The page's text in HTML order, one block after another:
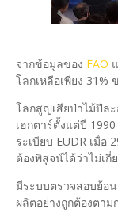
จากข้อมูลของ FAO
โลกเหลือเพียง
โลกสูญเสียป่าไม้ปีล
เฮกตาร์ตั้งแต่ปี
ระเบียบ EUDR เมื่
ต้องพิสูจน์ได้ว่าไม่เ
มีระบบตรวจสอบย้อ
ผลิตอย่างถูกต้องตา